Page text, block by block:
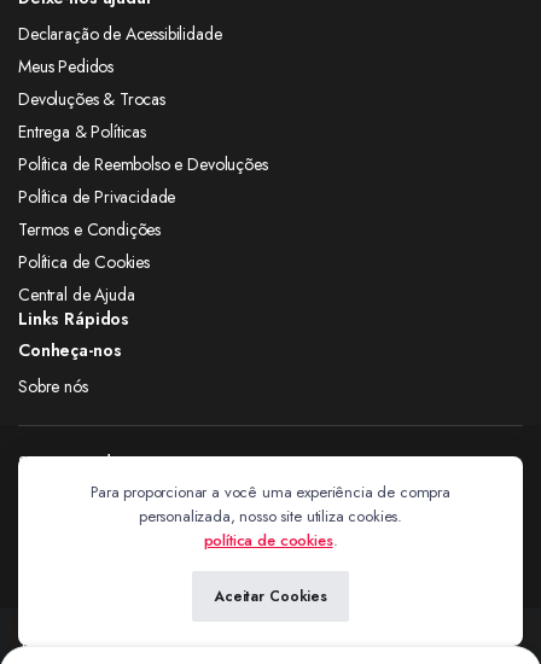
Declaração de Acessibilidade
Meus Pedidos
Devoluções & Trocas
Entrega & Políticas
Política de Reembolso e Devoluções
Política de Privacidade
Termos e Condições
Política de Cookies
Central de Ajuda
Links Rápidos
Conheça-nos
Sobre nós
Siga nas redes
Copyright 2024 © Extravagantes. Todos os direitos reservados. by
Para proporcionar a você uma experiência de compra
personalizada, nosso site utiliza cookies.
política de cookies.
Aceitar Cookies